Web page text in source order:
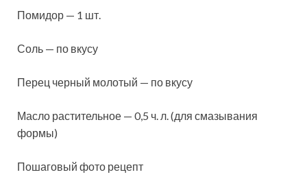
Помидор — 1 шт.
Соль — по вкусу
Перец черный молотый — по вкусу
Масло растительное — 0,5 ч. л. (для смазывания
формы)
Пошаговый фото рецепт